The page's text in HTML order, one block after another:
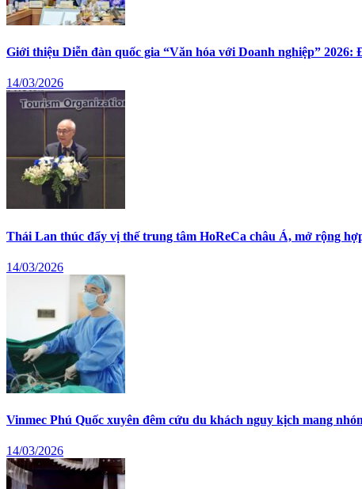
Giới thiệu Diễn đàn quốc gia “Văn hóa với Doanh nghiệp”
14/03/2026
Thái Lan thúc đẩy vị thế trung tâm HoReCa châu Á, mở rộng
14/03/2026
Vinmec Phú Quốc xuyên đêm cứu du khách nguy kịch mang
14/03/2026